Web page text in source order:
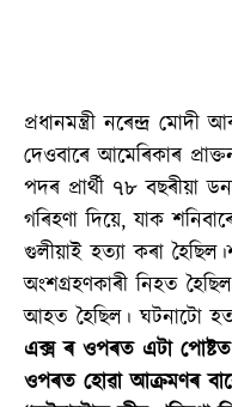
প্ৰধানমন্ত্ৰী নৰেন্দ্ৰ মোদী
দেওবাৰে আমেৰিকাৰ প্ৰাক্তন
পদৰ প্ৰাৰ্থী ৭৮ বছৰীয়া
গৰিহণা দিয়ে, যাক
গুলীয়াই হত্যা কৰা
অংশগ্ৰহণকাৰী নিহত
আহত হৈছিল। ঘটনাটো
এক্স ৰ ওপৰত এটা পোষ্টত
ওপৰত হোৱা আক্ৰমণৰ